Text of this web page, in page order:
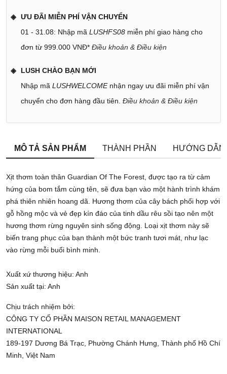
ƯU ĐÃI MIỄN PHÍ VẬN CHUYỂN
01 - 31.08: Nhập mã LUSHFS08 miễn phí giao hàng cho
đơn từ 999.000 VNĐ* Điều khoản & Điều kiện
LUSH CHÀO BẠN MỚI
Nhập mã LUSHWELCOMEnhận ngay ưu đãi miễn phí vận
chuyển cho đơn hàng đầu tiên. Điều khoản & Điều kiện
MÔ TẢ SẢN PHẨM THÀNH PHẦN HƯỚNG
Xịt thơm toàn thân Guardian Of The Forest, được tạo ra từ cảm
hứng của bom tắm cùng tên, sẽ đưa bạn vào một hành trình khám
phá thiên nhiên hoang dã. Hương thơm của cây bách phối hợp với
gỗ hồng mộc và vẻ đẹp kín đáo của tinh dầu rêu sồi tạo nên một
hương thơm rừng nguyên sinh sống động. Loại xịt thơm này sẽ
biến trang phục của bạn thành một bức tranh tươi mát, như lạc
vào rừng mỗi buổi bình minh.
Xuất xứ thương hiệu: Anh
Sản xuất tại: Anh
Chịu trách nhiệm bởi:
CÔNG TY CỔ PHẦN MAISON RETAIL MANAGEMENT
INTERNATIONAL
189-197 Dương Bá Trạc, Phường Chánh Hưng, Thành phố Hồ Chí
Minh, Việt Nam